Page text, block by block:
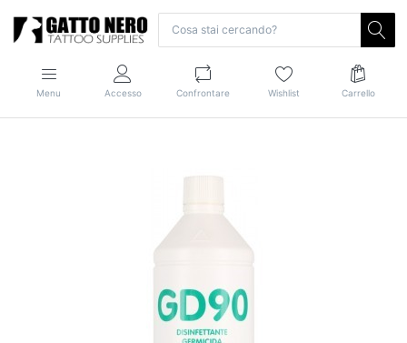
Menu Accesso Confrontare Wishlist Carrello